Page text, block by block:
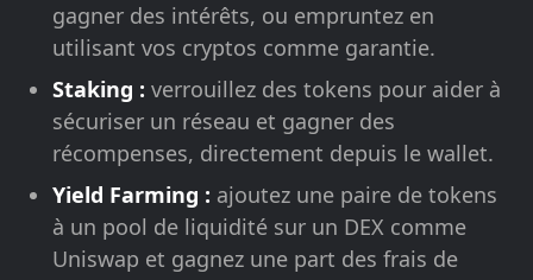
gagner des intérêts, ou empruntez en
utilisant vos cryptos comme garantie.
Staking : verrouillez des tokens pour aider à
sécuriser un réseau et gagner des
récompenses, directement depuis le wallet.
Yield Farming : ajoutez une paire de tokens
à un pool de liquidité sur un DEX comme
Uniswap et gagnez une part des frais de